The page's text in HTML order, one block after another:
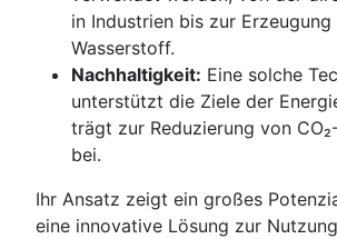
in Industrien bis zur Erzeugung
Wasserstoff.
Nachhaltigkeit: Eine solche
unterstützt die Ziele der
trägt zur Reduzierung von
bei.
Ihr Ansatz zeigt ein großes
eine innovative Lösung zur